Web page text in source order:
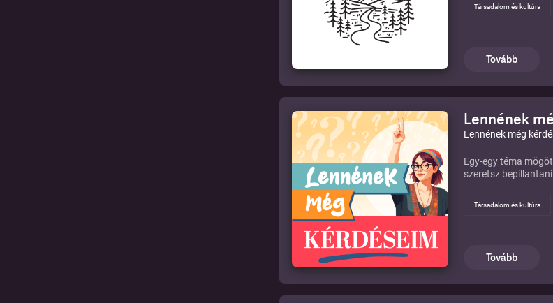
Társadalom és kultúra
Tovább
Lennének
Lennének még
Egy-egy téma
szeretsz
Társadalom és kultúra
Tovább